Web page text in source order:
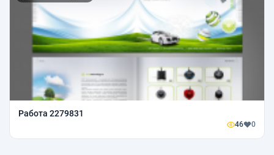
Работа 2279831
46 0